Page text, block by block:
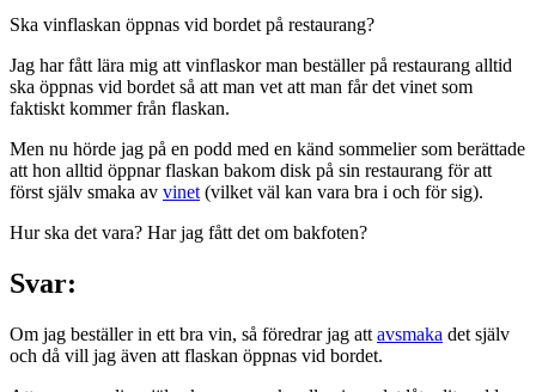
Ska vinflaskan öppnas vid bordet på restaurang?
Jag har fått lära mig att vinflaskor man beställer på restaurang alltid
ska öppnas vid bordet så att man vet att man får det vinet som
faktiskt kommer från flaskan.
Men nu hörde jag på en podd med en känd sommelier som berättade
att hon alltid öppnar flaskan bakom disk på sin restaurang för att
först själv smaka av vinet(vilket väl kan vara bra i och för sig).
Hur ska det vara? Har jag fått det om bakfoten?
Svar:
Om jag beställer in ett bra vin, så föredrar jag att avsmaka det själv
och då vill jag även att flaskan öppnas vid bordet.